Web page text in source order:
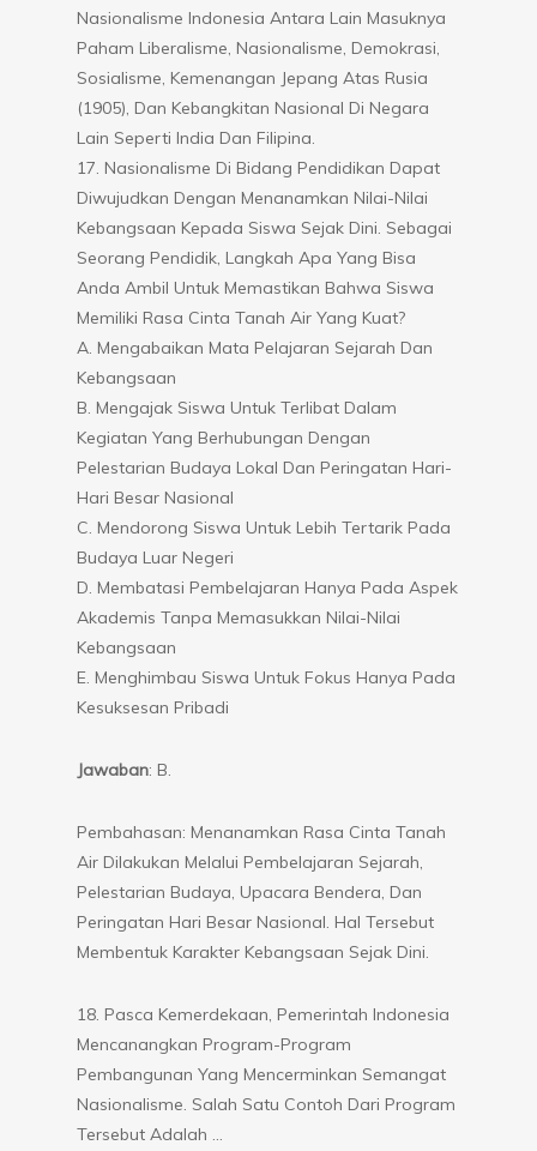
Nasionalisme Indonesia Antara Lain Masuknya
Paham Liberalisme, Nasionalisme, Demokrasi,
Sosialisme, Kemenangan Jepang Atas Rusia
(1905), Dan Kebangkitan Nasional Di Negara
Lain Seperti India Dan Filipina.
17. Nasionalisme Di Bidang Pendidikan Dapat
Diwujudkan Dengan Menanamkan Nilai-Nilai
Kebangsaan Kepada Siswa Sejak Dini. Sebagai
Seorang Pendidik, Langkah Apa Yang Bisa
Anda Ambil Untuk Memastikan Bahwa Siswa
Memiliki Rasa Cinta Tanah Air Yang Kuat?
A. Mengabaikan Mata Pelajaran Sejarah Dan
Kebangsaan
B. Mengajak Siswa Untuk Terlibat Dalam
Kegiatan Yang Berhubungan Dengan
Pelestarian Budaya Lokal Dan Peringatan Hari-
Hari Besar Nasional
C. Mendorong Siswa Untuk Lebih Tertarik Pada
Budaya Luar Negeri
D. Membatasi Pembelajaran Hanya Pada Aspek
Akademis Tanpa Memasukkan Nilai-Nilai
Kebangsaan
E. Menghimbau Siswa Untuk Fokus Hanya Pada
Kesuksesan Pribadi
Jawaban: B.
Pembahasan: Menanamkan Rasa Cinta Tanah
Air Dilakukan Melalui Pembelajaran Sejarah,
Pelestarian Budaya, Upacara Bendera, Dan
Peringatan Hari Besar Nasional. Hal Tersebut
Membentuk Karakter Kebangsaan Sejak Dini.
18. Pasca Kemerdekaan, Pemerintah Indonesia
Mencanangkan Program-Program
Pembangunan Yang Mencerminkan Semangat
Nasionalisme. Salah Satu Contoh Dari Program
Tersebut Adalah …